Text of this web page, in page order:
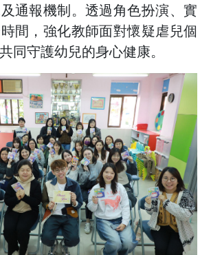
通報機制。透過角色扮演、實
間，強化教師面對懷疑虐兒個
同守護幼兒的身心健康。